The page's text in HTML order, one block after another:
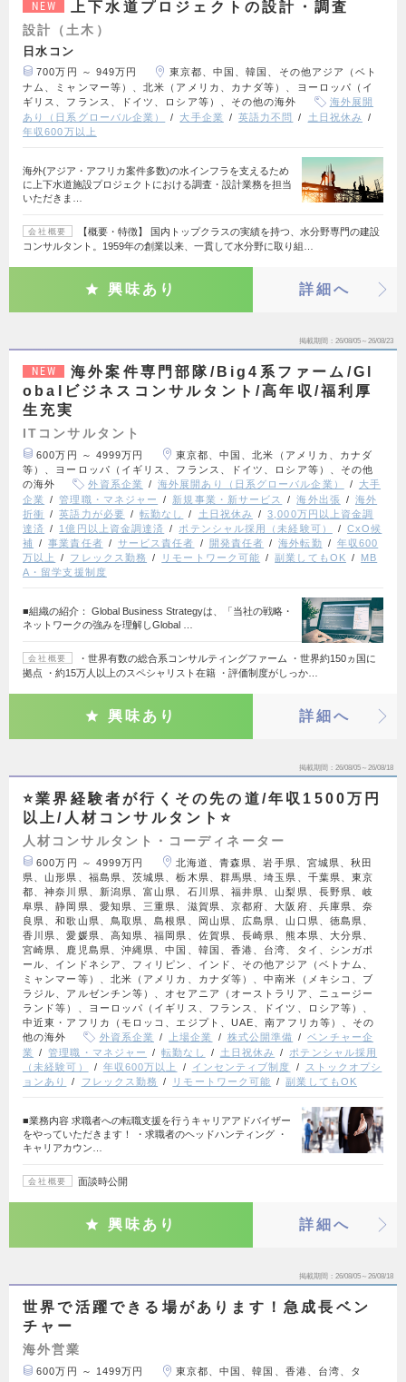
NEW 上下水道プロジェクトの設計・調査
設計（土木）
日水コン
700万円 ～ 949万円
東京都、中国、韓国、その他アジア（ベト
ナム、ミャンマー等）、北米（アメリカ、カナダ等）、ヨーロッパ（イ
ギリス、フランス、ドイツ、ロシア等）、その他の海外
海外展開
あり（日系グローバル企業）
大手企業 英語力不問
土日祝休み
年収600万以上
海外(アジア・アフリカ案件多数)の水インフラを支えるため
に上下水道施設プロジェクトにおける調査・設計業務を担当
いただきま…
会社概要
【概要・特徴】 国内トップクラスの実績を持つ、水分野専門の建設
コンサルタント。1959年の創業以来、一貫して水分野に取り組…
興味あり 詳細へ
掲載期間 26/08/05～26/08/23
NEW
海外案件専門部隊/Big4系ファーム/Gl
obalビジネスコンサルタント/高年収/福利厚
生充実
ITコンサルタント
600万円 ～ 4999万円
東京都、中国、北米（アメリカ、カナダ
等）、ヨーロッパ（イギリス、フランス、ドイツ、ロシア等）、その他
の海外
外資系企業 海外展開あり（日系グローバル企業）
大手
企業
管理職・マネジャー 新規事業・新サービス 海外出張
海外
折衝
英語力が必要 転勤なし 土日祝休み
3,000万円以上資金調
達済
1億円以上資金調達済 ポテンシャル採用（未経験可）
CxO候
補
事業責任者 サービス責任者 開発責任者 海外転勤
年収600
万以上
フレックス勤務 リモートワーク可能 副業してもOK
MB
A・留学支援制度
■組織の紹介： Global Business Strategyは、「当社の戦略・
ネットワークの強みを理解しGlobal …
会社概要
・世界有数の総合系コンサルティングファーム ・世界約150ヵ国に
拠点 ・約15万人以上のスペシャリスト在籍 ・評価制度がしっか…
興味あり 詳細へ
掲載期間 26/08/05～26/08/18
⭐業界経験者が行くその先の道/年収1500万円
以上/人材コンサルタント⭐
人材コンサルタント・コーディネーター
600万円 ～ 4999万円
北海道、青森県、岩手県、宮城県、秋田
県、山形県、福島県、茨城県、栃木県、群馬県、埼玉県、千葉県、東京
都、神奈川県、新潟県、富山県、石川県、福井県、山梨県、長野県、岐
阜県、静岡県、愛知県、三重県、滋賀県、京都府、大阪府、兵庫県、奈
良県、和歌山県、鳥取県、島根県、岡山県、広島県、山口県、徳島県、
香川県、愛媛県、高知県、福岡県、佐賀県、長崎県、熊本県、大分県、
宮崎県、鹿児島県、沖縄県、中国、韓国、香港、台湾、タイ、シンガポ
ール、インドネシア、フィリピン、インド、その他アジア（ベトナム、
ミャンマー等）、北米（アメリカ、カナダ等）、中南米（メキシコ、ブ
ラジル、アルゼンチン等）、オセアニア（オーストラリア、ニュージー
ランド等）、ヨーロッパ（イギリス、フランス、ドイツ、ロシア等）、
中近東・アフリカ（モロッコ、エジプト、UAE、南アフリカ等）、その
他の海外
外資系企業 上場企業 株式公開準備
ベンチャー企
業
管理職・マネジャー 転勤なし 土日祝休み
ポテンシャル採用
（未経験可）
年収600万以上 インセンティブ制度
ストックオプシ
ョンあり
フレックス勤務 リモートワーク可能 副業してもOK
■業務内容 求職者への転職支援を行うキャリアアドバイザー
をやっていただきます！ ・求職者のヘッドハンティング ・
キャリアカウン…
会社概要 面談時公開
興味あり 詳細へ
掲載期間 26/08/05～26/08/18
世界で活躍できる場があります！急成長ベン
チャー
海外営業
600万円 ～ 1499万円
東京都、中国、韓国、香港、台湾、タ